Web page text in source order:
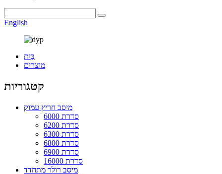
English
בַּיִת
מוצרים
קטגוריות
מיסב חריץ עמוק
סדרת 6000
סדרת 6200
סדרת 6300
סדרת 6800
סדרת 6900
סדרת 16000
מיסב רולר מתחדד